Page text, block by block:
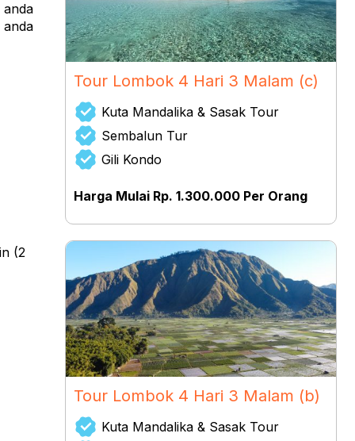
anda
anda
(2
Tour Lombok 4 Hari 3 Malam (c)
Kuta Mandalika & Sasak Tour
Sembalun Tur
Gili Kondo
Harga Mulai Rp. 1.300.000 Per Orang
Tour Lombok 4 Hari 3 Malam (b)
Kuta Mandalika & Sasak Tour